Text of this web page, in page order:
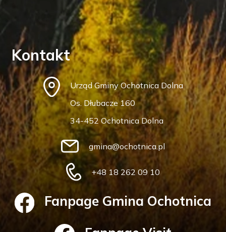
Kontakt
Urząd Gminy Ochotnica Dolna
Os. Dłubacze 160
34-452 Ochotnica Dolna
gmina@ochotnica.pl
+48 18 262 09 10
Fanpage Gmina Ochotnica